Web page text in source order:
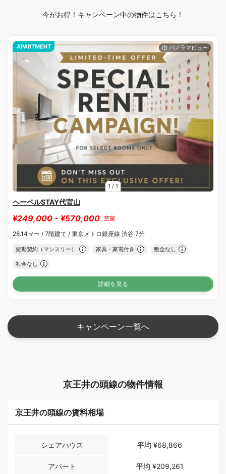
今がお得！キャンペーン中の物件はこちら！
1 / 1
APARTMENT
ヘーベルSTAY代官山
¥249,000 - ¥570,000 空室
28.14㎡〜 / 7階建て / 東京メトロ銀座線 渋谷 7分
短期契約（マンスリー） 家具・家電付き 敷金なし
礼金なし
詳細を見る
キャンペーン一覧へ
京王井の頭線の物件情報
京王井の頭線の賃料相場
シェアハウス 平均 ¥68,866
アパート 平均 ¥209,261